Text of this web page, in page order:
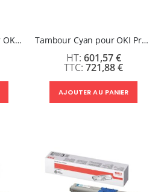
Tambour Magenta pour OKI Pro9542/9541/9432 Tambour Cyan pour OKI Pro9542/9541/9432
721,88 €
601,57 €
AJOUTER AU PANIER